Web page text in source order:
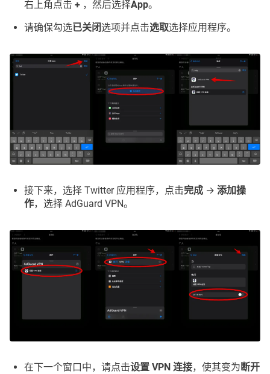
右上角点击 + ，然后选择App。
请确保勾选已关闭选项并点击选取选择应用程序。
接下来，选择 Twitter 应用程序，点击完成 → 添加操
作，选择 AdGuard VPN。
在下一个窗口中，请点击设置 VPN 连接，使其变为 断开